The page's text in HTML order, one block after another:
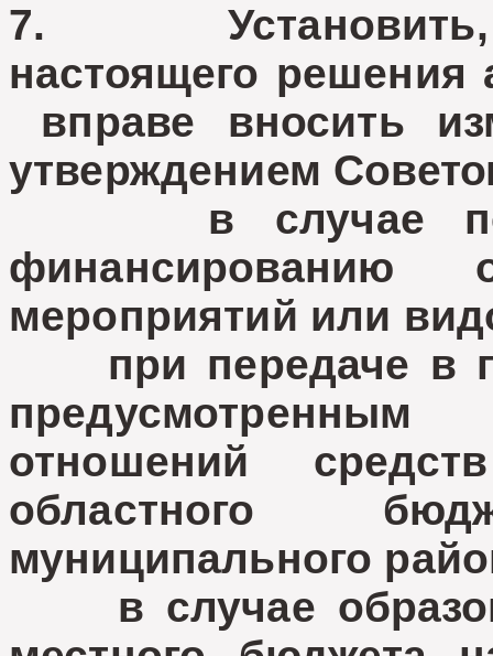
7. Установить,
настоящего решения
вправе вносить
утверждением
в случае
финансированию
мероприятий или
при передаче в
предусмотренным
отношений
областного
муниципального
в случае